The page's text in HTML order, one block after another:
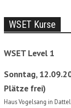
WSET Kurse
WSET Level 1
Sonntag,
Plätze frei)
Haus Vogelsang in